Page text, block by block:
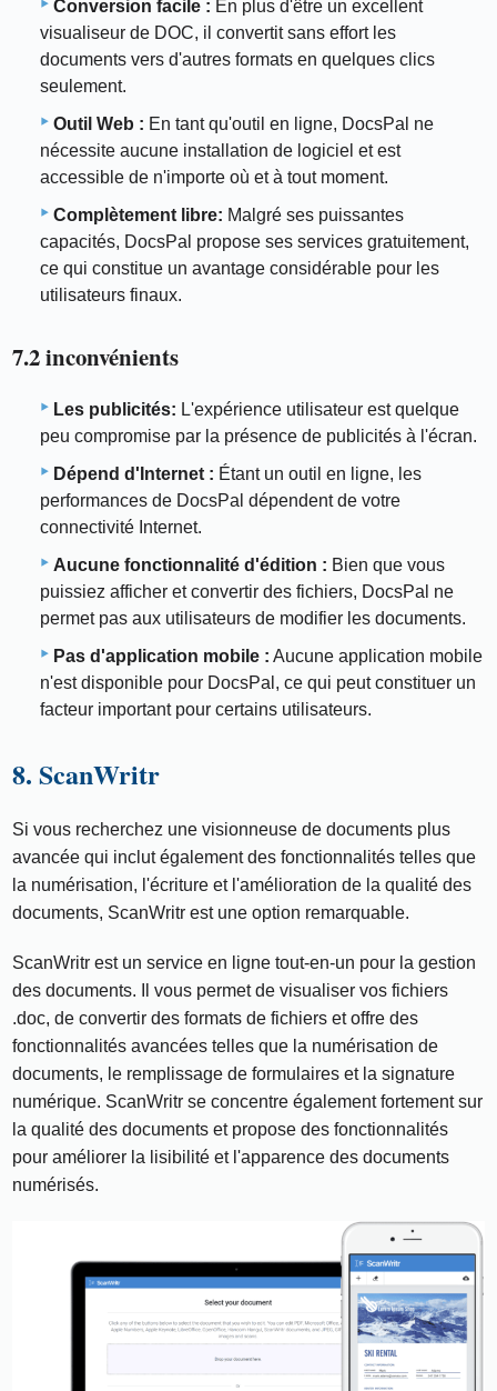
Conversion facile : En plus d'être un excellent
visualiseur de DOC, il convertit sans effort les
documents vers d'autres formats en quelques clics
seulement.
Outil Web : En tant qu'outil en ligne, DocsPal ne
nécessite aucune installation de logiciel et est
accessible de n'importe où et à tout moment.
Complètement libre: Malgré ses puissantes
capacités, DocsPal propose ses services gratuitement,
ce qui constitue un avantage considérable pour les
utilisateurs finaux.
7.2 inconvénients
Les publicités: L'expérience utilisateur est quelque
peu compromise par la présence de publicités à l'écran.
Dépend d'Internet : Étant un outil en ligne, les
performances de DocsPal dépendent de votre
connectivité Internet.
Aucune fonctionnalité d'édition : Bien que vous
puissiez afficher et convertir des fichiers, DocsPal ne
permet pas aux utilisateurs de modifier les documents.
Pas d'application mobile : Aucune application mobile
n'est disponible pour DocsPal, ce qui peut constituer un
facteur important pour certains utilisateurs.
8. ScanWritr
Si vous recherchez une visionneuse de documents plus
avancée qui inclut également des fonctionnalités telles que
la numérisation, l'écriture et l'amélioration de la qualité des
documents, ScanWritr est une option remarquable.
ScanWritr est un service en ligne tout-en-un pour la gestion
des documents. Il vous permet de visualiser vos fichiers
.doc, de convertir des formats de fichiers et offre des
fonctionnalités avancées telles que la numérisation de
documents, le remplissage de formulaires et la signature
numérique. ScanWritr se concentre également fortement sur
la qualité des documents et propose des fonctionnalités
pour améliorer la lisibilité et l'apparence des documents
numérisés.